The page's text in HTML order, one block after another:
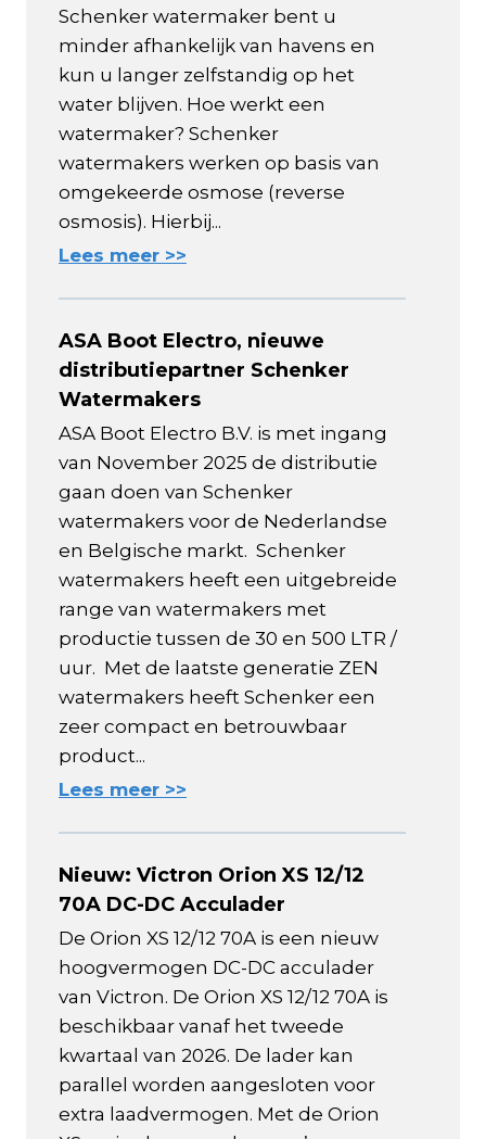
Schenker watermaker bent u
minder afhankelijk van havens en
kun u langer zelfstandig op het
water blijven. Hoe werkt een
watermaker? Schenker
watermakers werken op basis van
omgekeerde osmose (reverse
osmosis). Hierbij...
Lees meer >>
ASA Boot Electro, nieuwe
distributiepartner Schenker
Watermakers
ASA Boot Electro B.V. is met ingang
van November 2025 de distributie
gaan doen van Schenker
watermakers voor de Nederlandse
en Belgische markt. Schenker
watermakers heeft een uitgebreide
range van watermakers met
productie tussen de 30 en 500 LTR /
uur. Met de laatste generatie ZEN
watermakers heeft Schenker een
zeer compact en betrouwbaar
product...
Lees meer >>
Nieuw: Victron Orion XS 12/12
70A DC-DC Acculader
De Orion XS 12/12 70A is een nieuw
hoogvermogen DC-DC acculader
van Victron. De Orion XS 12/12 70A is
beschikbaar vanaf het tweede
kwartaal van 2026. De lader kan
parallel worden aangesloten voor
extra laadvermogen. Met de Orion